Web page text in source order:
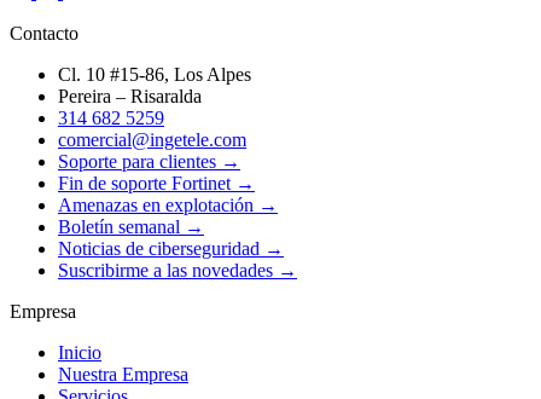
Contacto
Cl. 10 #15-86, Los Alpes
Pereira – Risaralda
314 682 5259
comercial@ingetele.com
Soporte para clientes →
Fin de soporte Fortinet →
Amenazas en explotación →
Boletín semanal →
Noticias de ciberseguridad →
Suscribirme a las novedades →
Empresa
Inicio
Nuestra Empresa